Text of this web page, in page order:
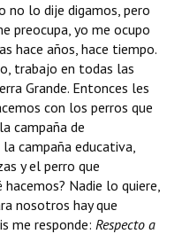
no lo dije digamos, pero
preocupa, yo me ocupo
hace años, hace tiempo.
trabajo en todas las
Grande. Entonces les
con los perros que
campaña de
campaña educativa,
y el perro que
Nadie lo quiere,
nosotros hay que
responde:  Respecto a